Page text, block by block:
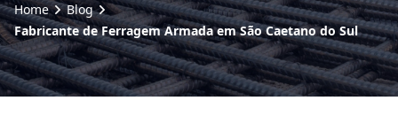
Produtos
Contato
Home
Blog
Fabricante de Ferragem Armada em São Caetano do Sul